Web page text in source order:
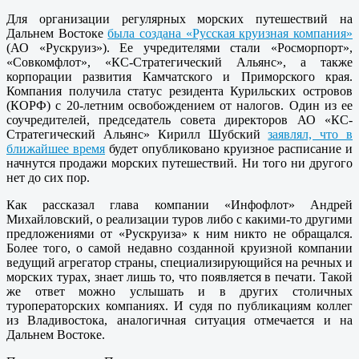
Для организации регулярных морских путешествий на
Дальнем Востокебыла создана «Русская круизная компания»
(АО «Рускруиз»). Ее учредителями стали «Росморпорт»,
«Совкомфлот», «КС-Стратегический Альянс», а также
корпорации развития Камчатского и Приморского края.
Компания получила статус резидента Курильских островов
(КОРФ) с 20-летним освобождением от налогов. Один из ее
соучредителей, председатель совета директоров АО «КС-
Стратегический Альянс» Кирилл Шубскийзаявлял, что в
ближайшее время будет опубликовано круизное расписание и
начнутся продажи морских путешествий. Ни того ни другого
нет до сих пор.
Как рассказал глава компании «Инфофлот» Андрей
Михайловский, о реализации туров либо с какими-то другими
предложениями от «Рускруиза» к ним никто не обращался.
Более того, о самой недавно созданной круизной компании
ведущий агрегатор страны, специализирующийся на речных и
морских турах, знает лишь то, что появляется в печати. Такой
же ответ можно услышать и в других столичных
туроператорских компаниях. И судя по публикациям коллег
из Владивостока, аналогичная ситуация отмечается и на
Дальнем Востоке.